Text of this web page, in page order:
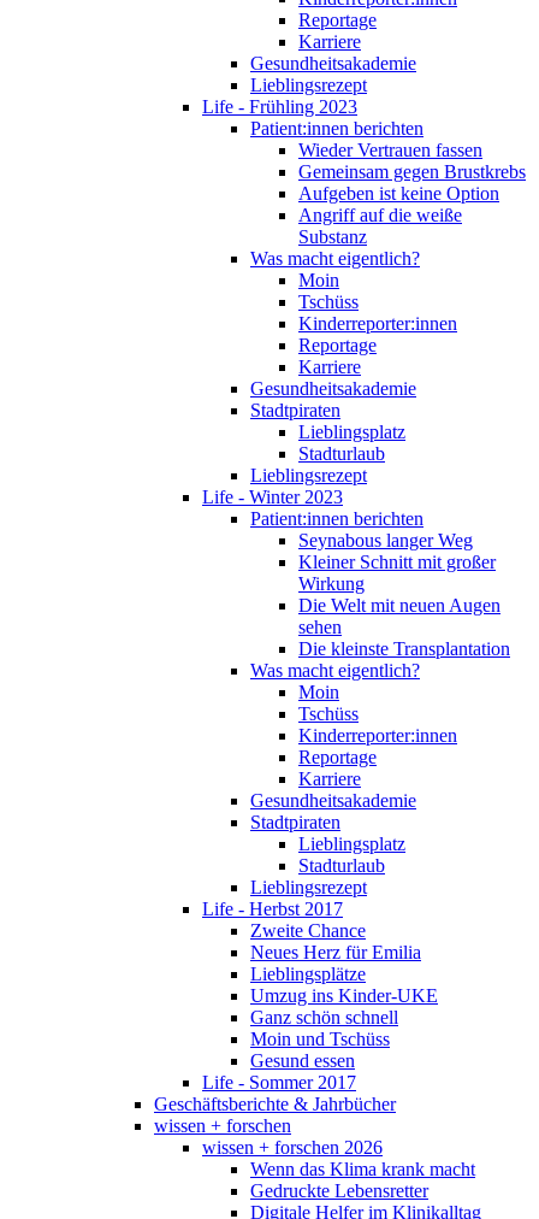
Reportage
Karriere
Gesundheitsakademie
Lieblingsrezept
Life - Frühling 2023
Patient:innen berichten
Wieder Vertrauen fassen
Gemeinsam gegen Brustkrebs
Aufgeben ist keine Option
Angriff auf die weiße
Substanz
Was macht eigentlich?
Moin
Tschüss
Kinderreporter:innen
Reportage
Karriere
Gesundheitsakademie
Stadtpiraten
Lieblingsplatz
Stadturlaub
Lieblingsrezept
Life - Winter 2023
Patient:innen berichten
Seynabous langer Weg
Kleiner Schnitt mit großer
Wirkung
Die Welt mit neuen Augen
sehen
Die kleinste Transplantation
Was macht eigentlich?
Moin
Tschüss
Kinderreporter:innen
Reportage
Karriere
Gesundheitsakademie
Stadtpiraten
Lieblingsplatz
Stadturlaub
Lieblingsrezept
Life - Herbst 2017
Zweite Chance
Neues Herz für Emilia
Lieblingsplätze
Umzug ins Kinder-UKE
Ganz schön schnell
Moin und Tschüss
Gesund essen
Life - Sommer 2017
Geschäftsberichte & Jahrbücher
wissen + forschen
wissen + forschen 2026
Wenn das Klima krank macht
Gedruckte Lebensretter
Digitale Helfer im Klinikalltag